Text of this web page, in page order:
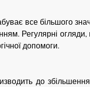
все більшого
Регулярні
допомоги.
до